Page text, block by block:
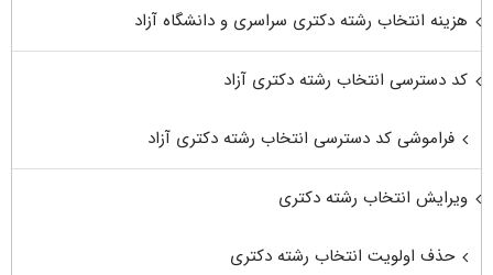
هزینه انتخاب رشته دکتری سراسری و دانشگاه آزاد
کد دسترسی انتخاب رشته دکتری آزاد
فراموشی کد دسترسی انتخاب رشته دکتری آزاد
ویرایش انتخاب رشته دکتری
حذف اولویت انتخاب رشته دکتری